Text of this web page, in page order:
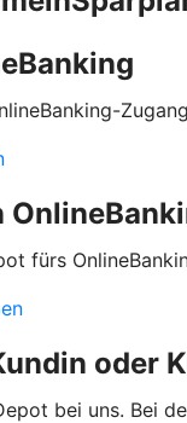
fürs
oder
bei uns. Bei